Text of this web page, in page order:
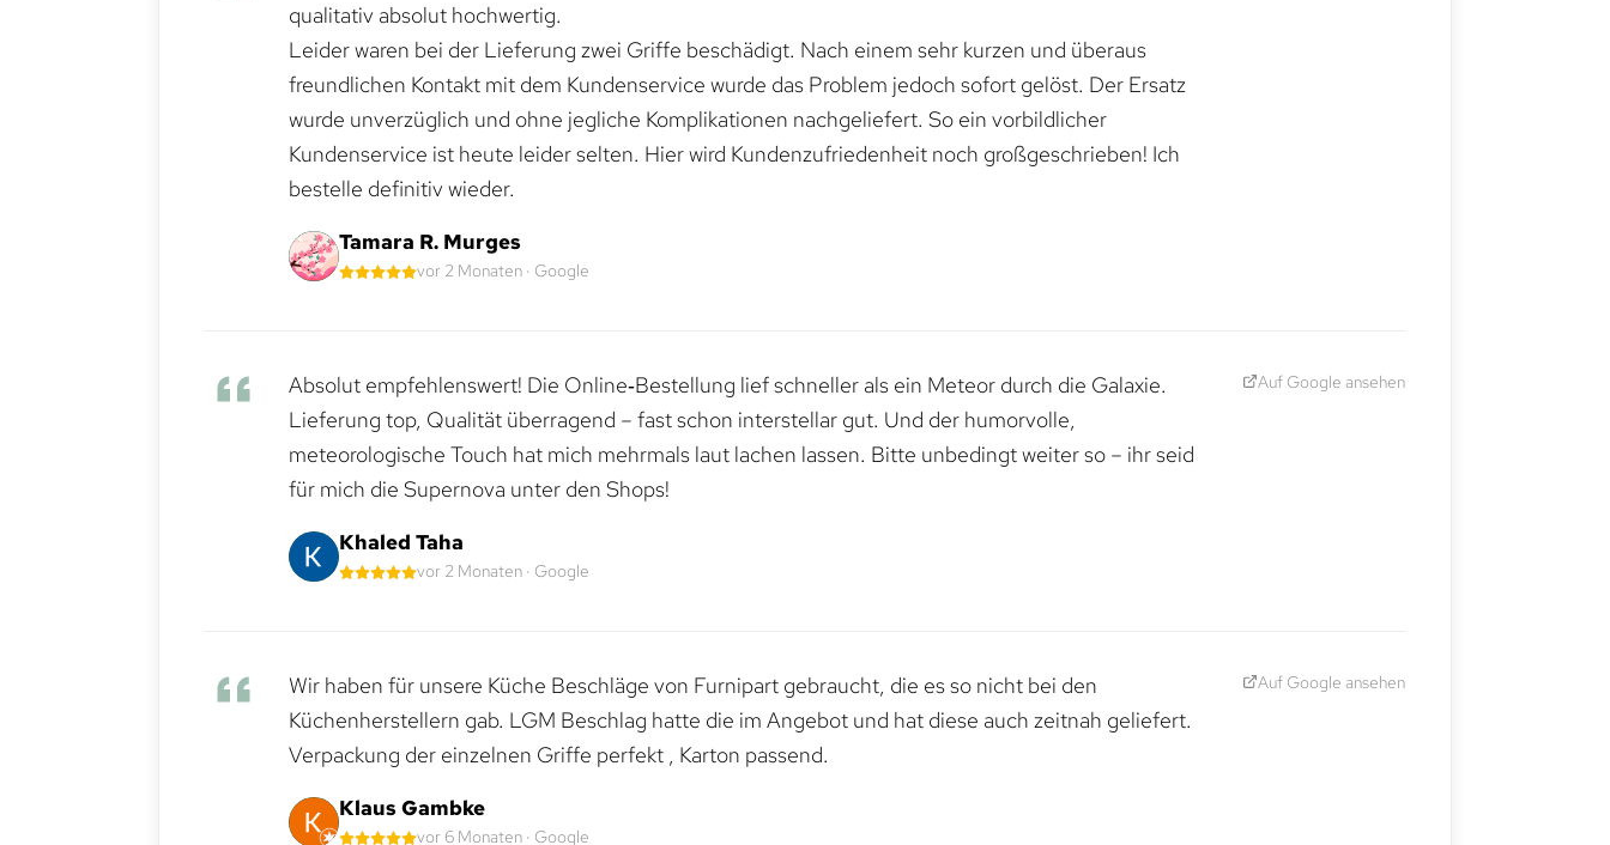
qualitativ absolut hochwertig.
Leider waren bei der Lieferung zwei Griffe beschädigt. Nach einem sehr kurzen und überaus
freundlichen Kontakt mit dem Kundenservice wurde das Problem jedoch sofort gelöst. Der Ersatz
wurde unverzüglich und ohne jegliche Komplikationen nachgeliefert. So ein vorbildlicher
Kundenservice ist heute leider selten. Hier wird Kundenzufriedenheit noch großgeschrieben! Ich
bestelle definitiv wieder.
Tamara R. Murges
vor 2 Monaten · Google
Absolut empfehlenswert! Die Online‑Bestellung lief schneller als ein Meteor durch die Galaxie.
Lieferung top, Qualität überragend – fast schon interstellar gut. Und der humorvolle,
meteorologische Touch hat mich mehrmals laut lachen lassen. Bitte unbedingt weiter so – ihr seid
für mich die Supernova unter den Shops!
Khaled Taha
vor 2 Monaten · Google
Auf Google ansehen
Wir haben für unsere Küche Beschläge von Furnipart gebraucht, die es so nicht bei den
Küchenherstellern gab. LGM Beschlag hatte die im Angebot und hat diese auch zeitnah geliefert.
Verpackung der einzelnen Griffe perfekt , Karton passend.
Klaus Gambke
vor 6 Monaten · Google
Auf Google ansehen